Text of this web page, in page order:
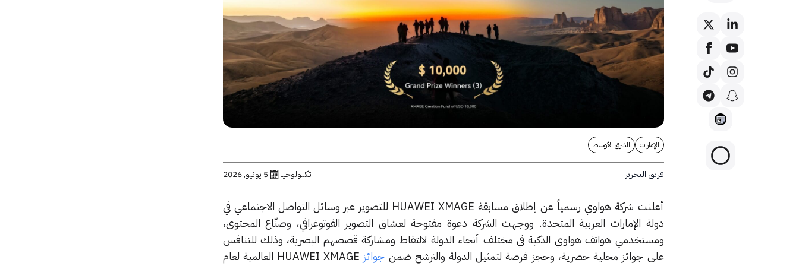
الإمارات الشرق الأوسط
فريق التحرير تكنولوجيا 5 يونيو, 2026
أعلنت شركة هواوي رسمياً عن إطلاق مسابقة HUAWEI XMAGE للتصوير عبر وسائل التواصل الاجتماعي في
دولة الإمارات العربية المتحدة. ووجهت الشركة دعوة مفتوحة لعشاق التصوير الفوتوغرافي، وصنّاع المحتوى،
ومستخدمي هواتف هواوي الذكية في مختلف أنحاء الدولة لالتقاط ومشاركة قصصهم البصرية، وذلك للتنافس
على جوائز محلية حصرية، وحجز فرصة لتمثيل الدولة والترشح ضمن جوائز
HUAWEI XMAGE العالمية لعام